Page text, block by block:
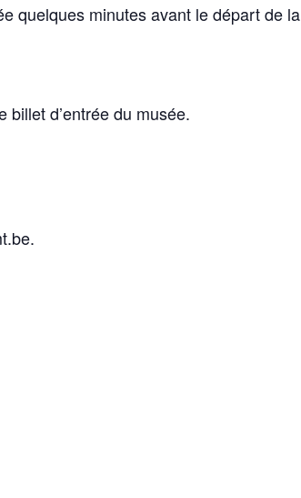
quelques minutes avant le départ de la
d’entrée du musée.